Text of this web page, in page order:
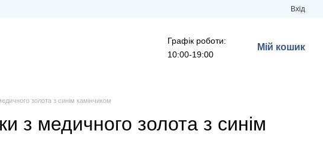
Вхід
Графік роботи:
10:00-19:00
Мій кошик
золота з синім камінчиком
з медичного золота з синім